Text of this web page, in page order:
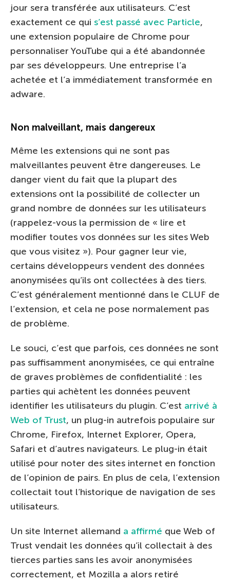
jour sera transférée aux utilisateurs. C’est
exactement ce qui s’est passé avec Particle,
une extension populaire de Chrome pour
personnaliser YouTube qui a été abandonnée
par ses développeurs. Une entreprise l’a
achetée et l’a immédiatement transformée en
adware.
Non malveillant, mais dangereux
Même les extensions qui ne sont pas
malveillantes peuvent être dangereuses. Le
danger vient du fait que la plupart des
extensions ont la possibilité de collecter un
grand nombre de données sur les utilisateurs
(rappelez-vous la permission de « lire et
modifier toutes vos données sur les sites Web
que vous visitez »). Pour gagner leur vie,
certains développeurs vendent des données
anonymisées qu’ils ont collectées à des tiers.
C’est généralement mentionné dans le CLUF de
l’extension, et cela ne pose normalement pas
de problème.
Le souci, c’est que parfois, ces données ne sont
pas suffisamment anonymisées, ce qui entraîne
de graves problèmes de confidentialité : les
parties qui achètent les données peuvent
identifier les utilisateurs du plugin. C’est arrivé à
Web of Trust, un plug-in autrefois populaire sur
Chrome, Firefox, Internet Explorer, Opera,
Safari et d’autres navigateurs. Le plug-in était
utilisé pour noter des sites internet en fonction
de l’opinion de pairs. En plus de cela, l’extension
collectait tout l’historique de navigation de ses
utilisateurs.
Un site Internet allemand a affirmé que Web of
Trust vendait les données qu’il collectait à des
tierces parties sans les avoir anonymisées
correctement, et Mozilla a alors retiré